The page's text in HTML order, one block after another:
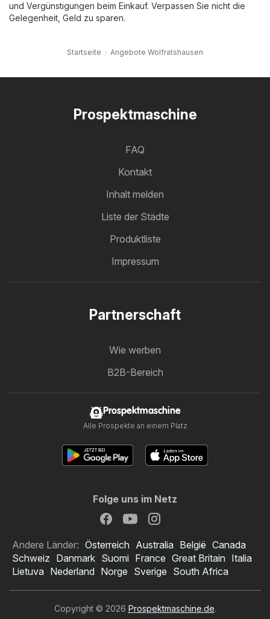
und Vergünstigungen beim Einkauf. Verpassen Sie nicht die
Gelegenheit, Geld zu sparen.
Startseite Angebote Wolfratshausen
Prospektmaschine
FAQ
Kontakt
Inhalt melden
Liste der Städte
Produktliste
Impressum
Partnerschaft
Wie werben
B2B-Bereich
Prospektmaschine
Alle Prospekte an einem Platz
Folge uns im Netz
Andere Länder: Österreich Australia België Canada
Schweiz Danmark Suomi France Great Britain Italia
Lietuva Nederland Norge Sverige South Africa
Copyright © 2026 Prospektmaschine.de.